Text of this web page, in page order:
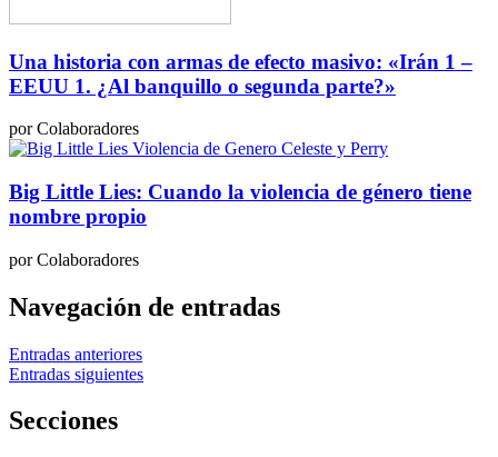
Una historia con armas de efecto masivo: «Irán 1 –
EEUU 1. ¿Al banquillo o segunda parte?»
por Colaboradores
Big Little Lies: Cuando la violencia de género tiene
nombre propio
por Colaboradores
Navegación de entradas
Entradas anteriores
Entradas siguientes
Secciones